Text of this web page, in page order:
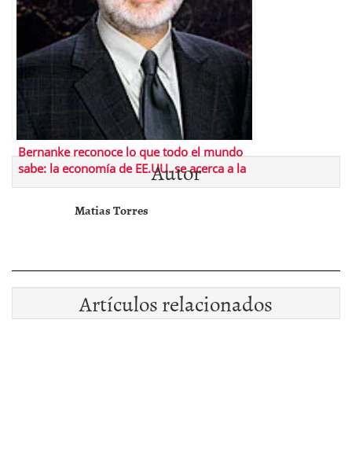
Bernanke reconoce lo que todo el mundo
sabe: la economía de EE.UU. se acerca a la
recesión
Autor
Matias Torres
Artículos relacionados